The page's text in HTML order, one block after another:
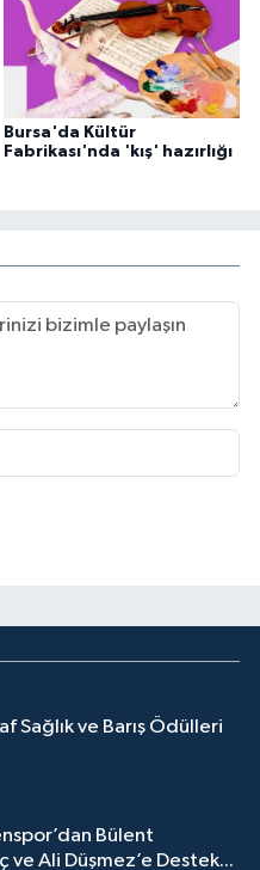
Bursa'da Kültür
Fabrikası'nda 'kış' hazırlığı
Sağlık ve Barış Ödülleri
Bülent
ve Ali Düşmez’e Destek...